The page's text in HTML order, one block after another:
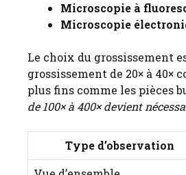
Microscopie à
Microscopie
Le choix du grossissement
grossissement de 20× à
plus fins comme les pièces
de 100× à 400× devient
Type d’observation